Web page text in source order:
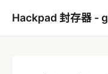
Hackpad 封存器 -